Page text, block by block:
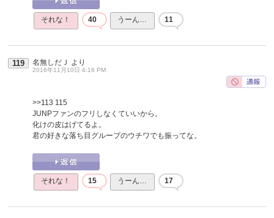
それな！ 40 うーん… 11
119 名無しだＪ より
2016年11月10日 4:16 PM
>>113 115
JUNPファンのフリしなくていいから。
化けの皮はげてるよ。
君の好きな落ち目グループのウチワでも振ってな。
それな！ 15 うーん… 17